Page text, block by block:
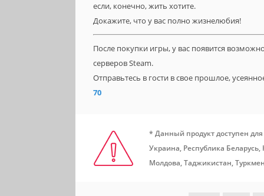
если, конечно, жить хотите.
Докажите, что у вас полно жизнелюбия!
После покупки игры, у вас появится
серверов Steam.
Отправьтесь в гости в свое прошлое,
70
* Данный продукт доступен
Украина, Республика
Молдова, Таджикистан,